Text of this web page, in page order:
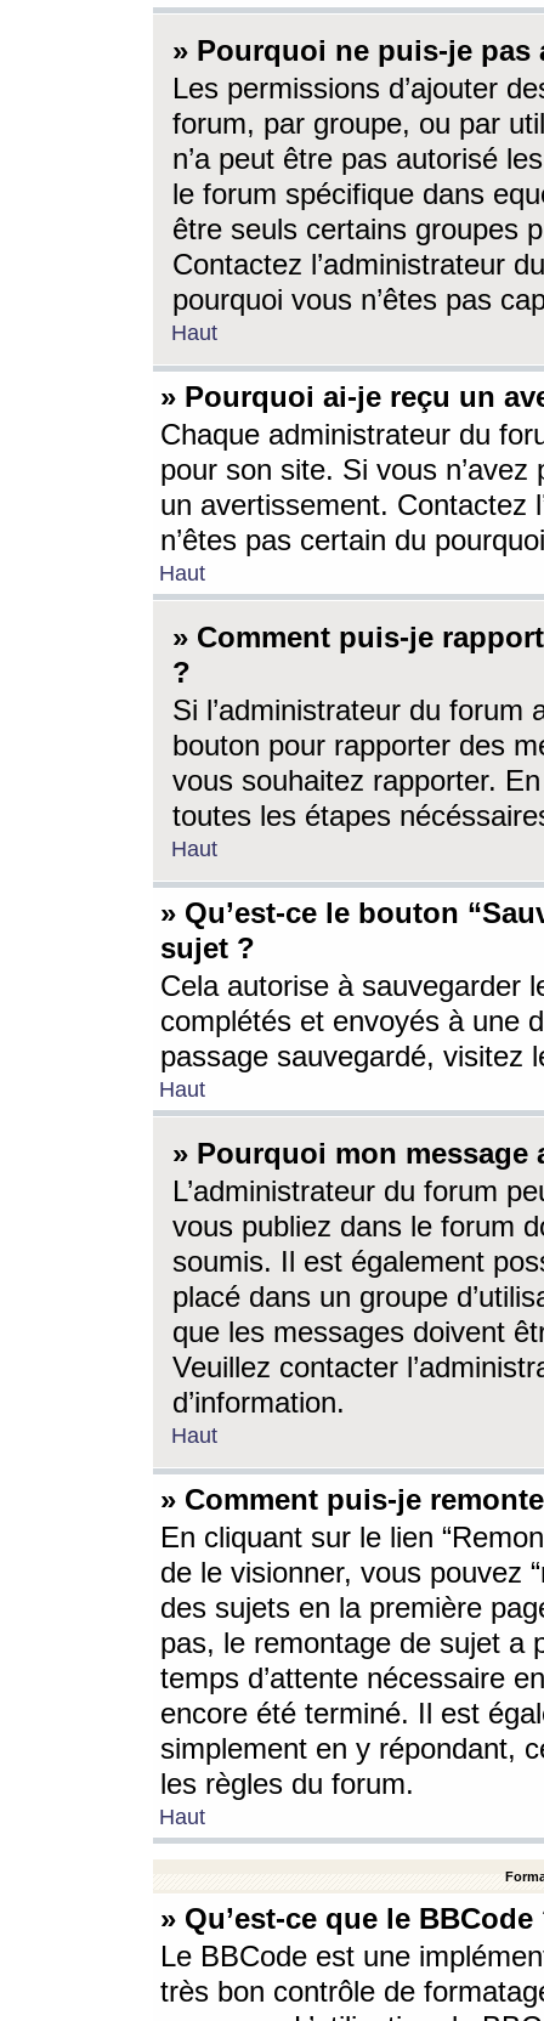
» Pourquoi ne puis-je
Les permissions d’ajouter
forum, par groupe, ou par
n’a peut être pas autorisé
le forum spécifique dans
être seuls certains groupes
Contactez l’administrateur
pourquoi vous n’êtes pas
Haut
» Pourquoi ai-je reçu un
Chaque administrateur du
pour son site. Si vous
un avertissement. Contactez
n’êtes pas certain du
Haut
» Comment puis-je
?
Si l’administrateur du forum
bouton pour rapporter des
vous souhaitez rapporter.
toutes les étapes
Haut
» Qu’est-ce le bouton
sujet ?
Cela autorise à sauvegarder
complétés et envoyés à une
passage sauvegardé, visitez
Haut
» Pourquoi mon message
L’administrateur du forum
vous publiez dans le forum
soumis. Il est également
placé dans un groupe
que les messages doivent
Veuillez contacter
d’information.
Haut
» Comment puis-je
En cliquant sur le lien
de le visionner, vous pouvez
des sujets en la première
pas, le remontage de sujet a
temps d’attente nécessaire
encore été terminé. Il est
simplement en y répondant,
les règles du forum.
Haut
» Qu’est-ce que le BBCode
Le BBCode est une
très bon contrôle de